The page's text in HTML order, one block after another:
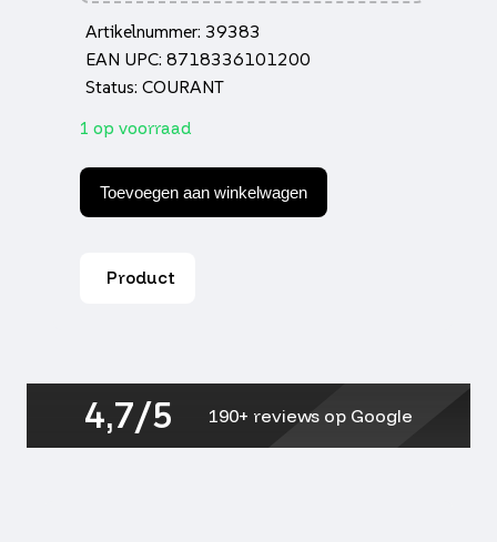
Artikelnummer: 39383
EAN UPC: 8718336101200
Status: COURANT
1 op voorraad
euro-
2/4/5
links
4t
aantal
Toevoegen aan winkelwagen
Product
4,7/5 190+ reviews op Google